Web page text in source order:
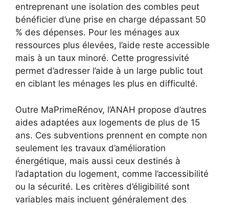
entreprenant une isolation des combles peut
bénéficier d’une prise en charge dépassant 50
% des dépenses. Pour les ménages aux
ressources plus élevées, l’aide reste accessible
mais à un taux minoré. Cette progressivité
permet d’adresser l’aide à un large public tout
en ciblant les ménages les plus en difficulté.
Outre MaPrimeRénov, l’ANAH propose d’autres
aides adaptées aux logements de plus de 15
ans. Ces subventions prennent en compte non
seulement les travaux d’amélioration
énergétique, mais aussi ceux destinés à
l’adaptation du logement, comme l’accessibilité
ou la sécurité. Les critères d’éligibilité sont
variables mais incluent généralement des